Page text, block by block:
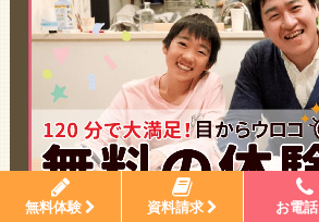
無料体験 資料請求 お電話